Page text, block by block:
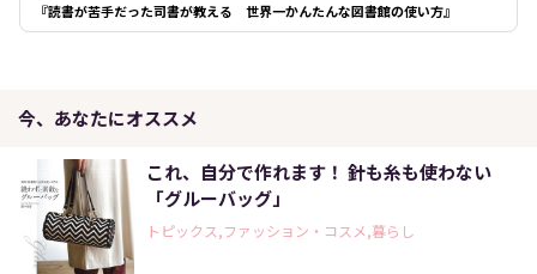
『読書が苦手だった司書が教える 世界一かんたんな図書館の使い方』
今、あなたにオススメ
これ、自分で作れます！ 針も糸も使わない
「グルーバッグ」
トピックス,ファッション・コスメ,暮らし